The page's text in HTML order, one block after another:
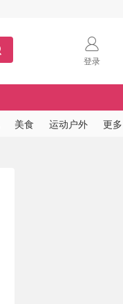
登录
美食 运动户外 更多